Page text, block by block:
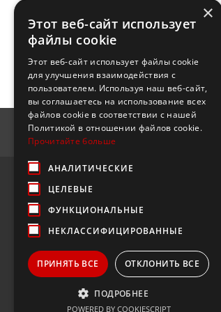
3,75 €
В корзину
Рассылка
×
Этот веб-сайт использует
файлы cookie
Этот веб-сайт использует файлы cookie
для улучшения взаимодействия с
пользователем. Используя наш веб-сайт,
вы соглашаетесь на использование всех
файлов cookie в соответствии с нашей
Политикой в ​​отношении файлов cookie.
Прочитайте больше
АНАЛИТИЧЕСКИЕ
ЦЕЛЕВЫЕ
ФУНКЦИОНАЛЬНЫЕ
НЕКЛАССИФИЦИРОВАННЫЕ
ПРИНЯТЬ ВСЕ ОТКЛОНИТЬ ВСЕ
ПОДРОБНЕЕ
POWERED BY COOKIESCRIPT